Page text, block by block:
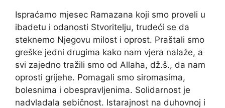
Ispraćamo mjesec Ramazana koji smo proveli u
ibadetu i odanosti Stvoritelju, trudeći se da
steknemo Njegovu milost i oprost. Praštali smo
greške jedni drugima kako nam vjera nalaže, a
svi zajedno tražili smo od Allaha, dž.š., da nam
oprosti grijehe. Pomagali smo siromasima,
bolesnima i obespravljenima. Solidarnost je
nadvladala sebičnost. Istarajnost na duhovnoj i